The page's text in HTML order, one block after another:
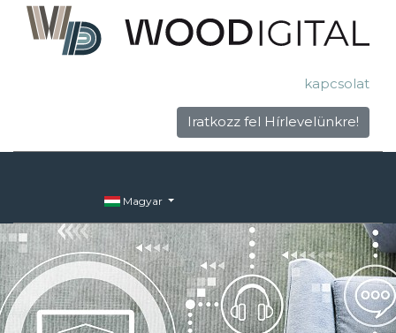
kapcsolat
Iratkozz fel Hírlevelünkre!
Magyar